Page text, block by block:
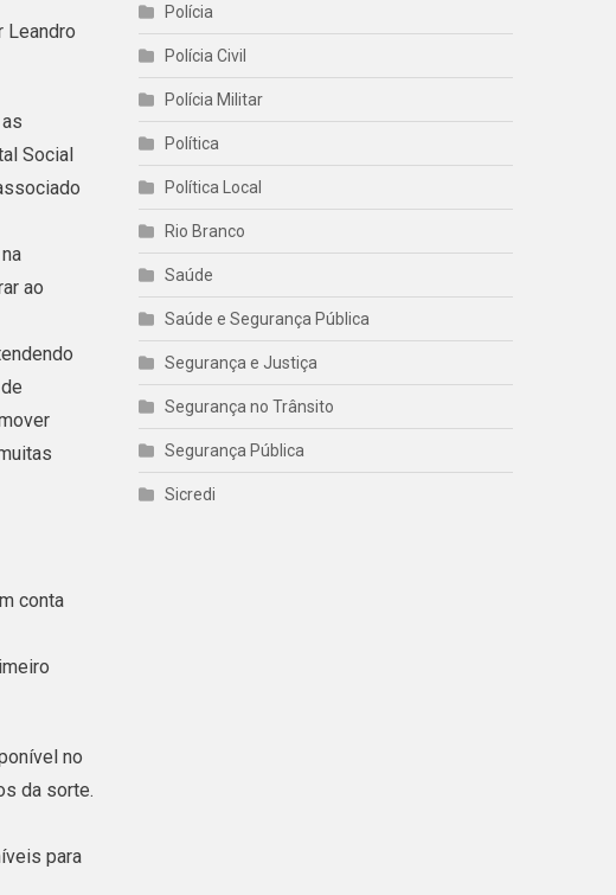
Leandro
Social
ao
conta
no
da sorte.
para
Polícia
Polícia Civil
Polícia Militar
Política
Política Local
Rio Branco
Saúde
Saúde e Segurança Pública
Segurança e Justiça
Segurança no Trânsito
Segurança Pública
Sicredi